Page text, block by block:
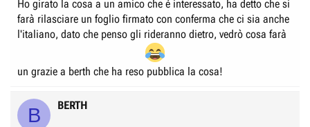
Ho girato la cosa a un amico che è interessato, ha detto che si
farà rilasciare un foglio firmato con conferma che ci sia anche
l'italiano, dato che penso gli rideranno dietro, vedrò cosa farà
un grazie a berth che ha reso pubblica la cosa!
B BERTH